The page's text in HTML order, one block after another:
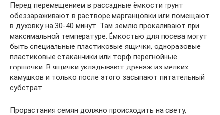
Перед перемещением в рассадные ёмкости грунт
обеззараживают в растворе марганцовки или помещают
в духовку на 30-40 минут. Там землю прокаливают при
максимальной температуре. Ёмкостью для посева могут
быть специальные пластиковые ящички, одноразовые
пластиковые стаканчики или торф перегнойные
горшочки. В ящички укладывают дренаж из мелких
камушков и только после этого засыпают питательный
субстрат.
Прорастания семян должно происходить на свету,